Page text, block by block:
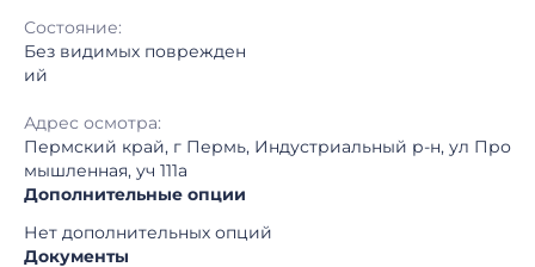
Состояние:
Без видимых поврежден
ий
Адрес осмотра:
Пермский край, г Пермь, Индустриальный р-н, ул Про
мышленная, уч 111а
Дополнительные опции
Нет дополнительных опций
Документы